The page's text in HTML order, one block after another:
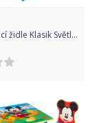
Jitro rostoucí židle Klasik Světle modrá Jitro